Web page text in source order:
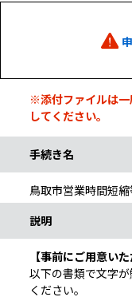
※添付ファイルは一
してください。
手続き名
鳥取市営業時間短
説明
【事前にご用意いた
以下の書類で文字
ください。